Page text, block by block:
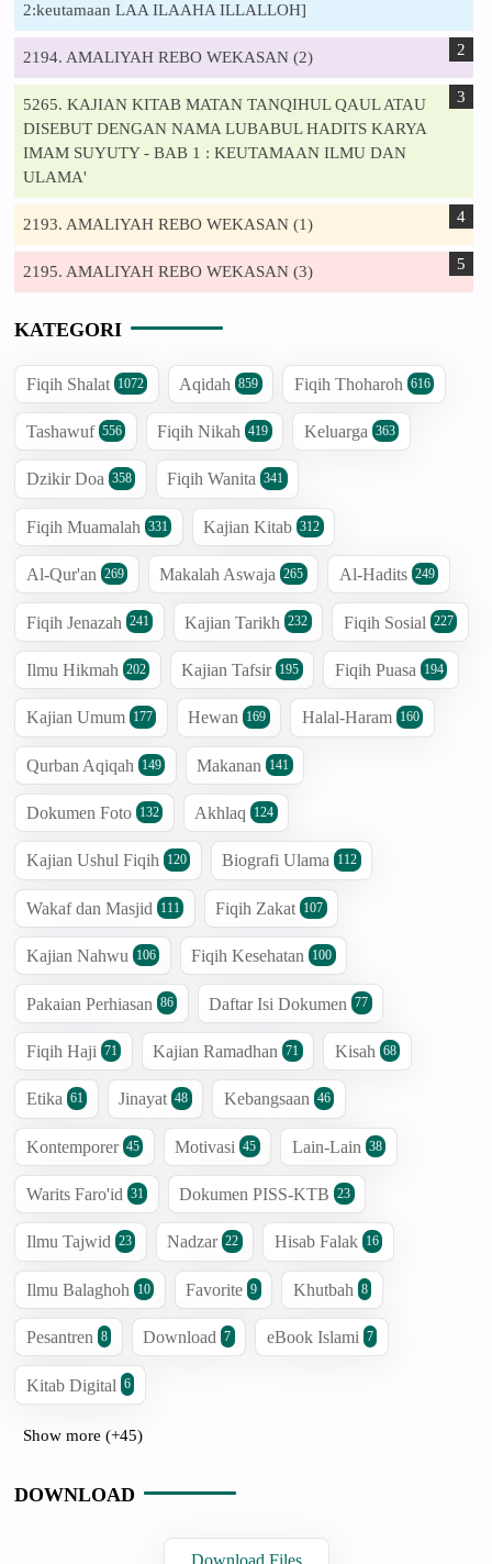
2:keutamaan LAA ILAAHA ILLALLOH]
2194. AMALIYAH REBO WEKASAN (2)
5265. KAJIAN KITAB MATAN TANQIHUL QAUL ATAU
DISEBUT DENGAN NAMA LUBABUL HADITS KARYA
IMAM SUYUTY - BAB 1 : KEUTAMAAN ILMU DAN
ULAMA'
2193. AMALIYAH REBO WEKASAN (1)
2195. AMALIYAH REBO WEKASAN (3)
KATEGORI
Fiqih Shalat 1072 Aqidah 859 Fiqih Thoharoh 616
Tashawuf 556 Fiqih Nikah 419 Keluarga 363
Dzikir Doa 358 Fiqih Wanita 341
Fiqih Muamalah 331 Kajian Kitab 312
Al-Qur'an 269 Makalah Aswaja 265 Al-Hadits 249
Fiqih Jenazah 241 Kajian Tarikh 232 Fiqih Sosial 227
Ilmu Hikmah 202 Kajian Tafsir 195 Fiqih Puasa 194
Kajian Umum 177 Hewan 169 Halal-Haram 160
Qurban Aqiqah 149 Makanan 141
Dokumen Foto 132 Akhlaq 124
Kajian Ushul Fiqih 120 Biografi Ulama 112
Wakaf dan Masjid 111 Fiqih Zakat 107
Kajian Nahwu 106 Fiqih Kesehatan 100
Pakaian Perhiasan 86 Daftar Isi Dokumen 77
Fiqih Haji 71 Kajian Ramadhan 71 Kisah 68
Etika 61 Jinayat 48 Kebangsaan 46
Kontemporer 45 Motivasi 45 Lain-Lain 38
Warits Faro'id 31 Dokumen PISS-KTB 23
Ilmu Tajwid 23 Nadzar 22 Hisab Falak 16
Ilmu Balaghoh 10 Favorite 9 Khutbah 8
Pesantren 8 Download 7 eBook Islami 7
Kitab Digital 6
Show more (+45)
DOWNLOAD